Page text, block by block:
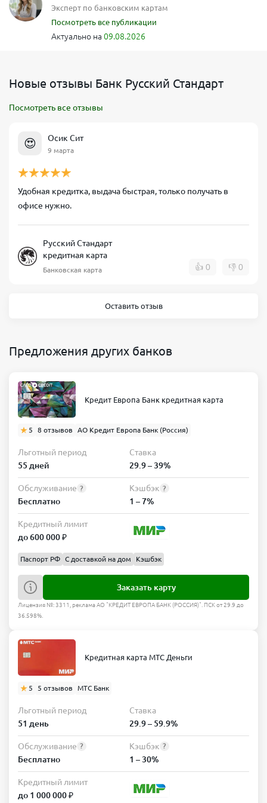
Эксперт по банковским картам
Посмотреть все публикации
Актуально на 09.08.2026
Новые отзывы Банк Русский Стандарт
Посмотреть все отзывы
😍 Осик Сит
9 марта
Удобная кредитка, выдача быстрая, только получать в
офисе нужно.
Русский Стандарт
кредитная карта
Банковская карта 👍 0 👎 0
Оставить отзыв
Предложения других банков
Кредит Европа Банк кредитная карта
5 8 отзывов АО Кредит Европа Банк (Россия)
Льготный период
55 дней
Ставка
29.9 – 39%
Обслуживание ?
Бесплатно
Кэшбэк ?
1 – 7%
Кредитный лимит
до 600 000 ₽
Паспорт РФ С доставкой на дом Кэшбэк
Заказать карту
Лицензия №: 3311, реклама АО "КРЕДИТ ЕВРОПА БАНК (РОССИЯ)". ПСК от 29.9 до
36.598%.
Кредитная карта МТС Деньги
5 5 отзывов МТС Банк
Льготный период
51 день
Ставка
29.9 – 59.9%
Обслуживание ?
Бесплатно
Кэшбэк ?
1 – 30%
Кредитный лимит
до 1 000 000 ₽